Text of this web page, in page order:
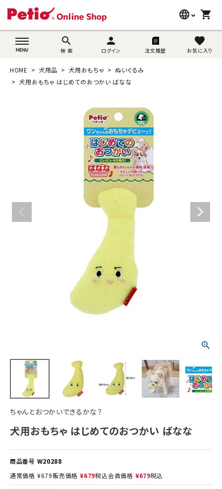
language
wovn-lang-name
shopping_cart
search
検 索
person
ログイン 注文履歴
favorite
お気に入り
search
猫用品
ブランド別に探す
person 新規会員登録
HOME 犬用品 犬用おもちゃ
ぬいぐるみ
犬用おもちゃ はじめてのおつかい ばなな
ちゃんとおつかいできるかな？
犬用おもちゃ はじめてのおつかい ばなな
商品番号 W20288
通常価格 ¥679販売価格 ¥679税込会員価格 ¥679税込